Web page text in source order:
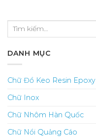
DANH MỤC
Chữ Đổ Keo Resin Epoxy
Chữ Inox
Chữ Nhôm Hàn Quốc
Chữ Nổi Quảng Cáo